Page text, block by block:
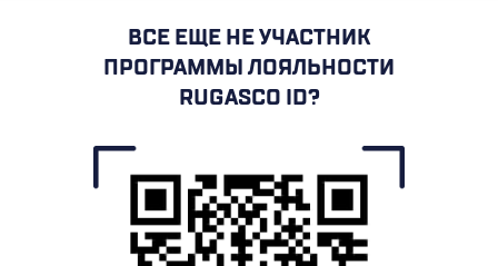
ВСЕ ЕЩЕ НЕ УЧАСТНИК
ПРОГРАММЫ ЛОЯЛЬНОСТИ
RUGASCO ID?